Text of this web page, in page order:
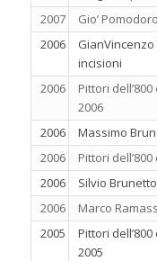
2007
Gio’
2006
incisioni
2006
Pittori
2006
2006
Massimo
2006
Pittori dell’800
2006
Silvio
2006
Marco
2005
Pittori
2005